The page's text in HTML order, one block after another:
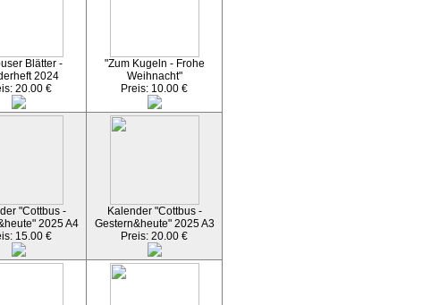
Blätter -
2024
20.00 €
"Zum Kugeln - Frohe
Weihnacht"
Preis: 10.00 €
"Cottbus -
2025 A4
15.00 €
Kalender "Cottbus -
Gestern&heute" 2025 A3
Preis: 20.00 €